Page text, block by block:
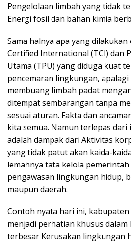
Pengelolaan limbah yang tidak
Energi fosil dan bahan kimia
Sama halnya apa yang
Certified International (TCI) dan
Utama (TPU) yang diduga kuat
pencemaran lingkungan, apalagi
membuang limbah padat
ditempat sembarangan tanpa
sesuai aturan. Fakta dan
kita semua. Namun terlepas
adalah dampak dari Aktivitas
yang tidak patut akan kaida-
lemahnya tata kelola
pengawasan lingkungan hidup,
maupun daerah.
Contoh nyata hari ini, kabupaten
menjadi perhatian khusus
terbesar Kerusakan lingkungan